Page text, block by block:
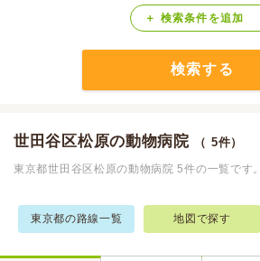
Calooペットとは？ 検索条件 を追加
検索する
世田谷区松原の動物病院 （ 5件）
東京都世田谷区松原の動物病院 5件の一覧です。
東京都の路線一覧 地図で探す